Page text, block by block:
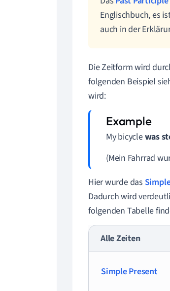
Englischbuch, es
auch in der
Die Zeitform wird
folgenden Beispiel
wird:
My bicyclewas
(Mein Fahrrad
Hier wurde das
Dadurch wird
folgenden Tabelle
Alle Zeiten
Simple Present